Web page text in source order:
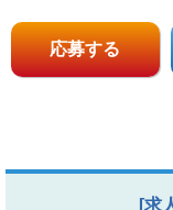
応募する
[求